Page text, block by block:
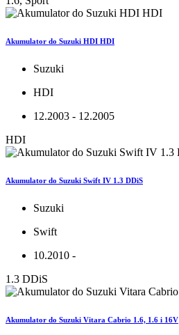
Akumulator do Suzuki HDI HDI
Suzuki
HDI
12.2003 - 12.2005
HDI
Akumulator do Suzuki Swift IV 1.3 DDiS
Suzuki
Swift
10.2010 -
1.3 DDiS
Akumulator do Suzuki Vitara Cabrio 1.6, 1.6 i 16V